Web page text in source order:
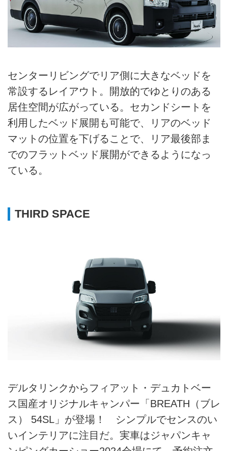
センターリビングでリア側に大きなベッドを
常設するレイアウト。開放的でゆとりのある
居住空間が広がっている。セカンドシートを
利用したベッド展開も可能で、リアのベッド
マットの位置を下げることで、リア最後部ま
でのフラットベッド展開ができるようになっ
ている。
THIRD SPACE
デルタリンクからフィアット・デュカトベー
ス国産オリジナルキャンパー「BREATH（ブレ
ス） 54SL」が登場！ シンプルでセンスのい
いインテリアに注目だ。実車はジャパンキャ